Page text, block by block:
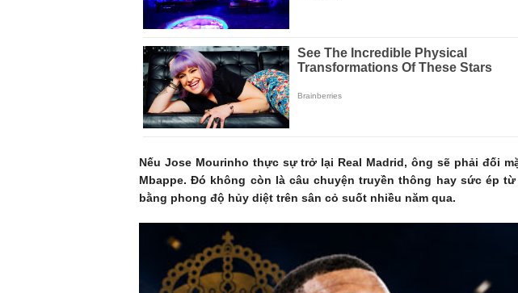
Nếu Jose Mourinho thực sự trở lại Real Madrid, ông sẽ phải đối
Mbappe. Đó không còn là câu chuyện truyền thông hay sức ép
bằng phong độ hủy diệt trên sân cỏ suốt nhiều năm qua.